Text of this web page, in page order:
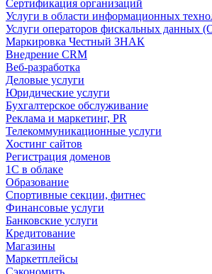
Сертификация организаций
Услуги в области информационных
Услуги операторов фискальных данных
Маркировка Честный ЗНАК
Внедрение CRM
Веб-разработка
Деловые услуги
Юридические услуги
Бухгалтерское обслуживание
Реклама и маркетинг, PR
Телекоммуникационные услуги
Хостинг сайтов
Регистрация доменов
1С в облаке
Образование
Спортивные секции, фитнес
Финансовые услуги
Банковские услуги
Кредитование
Магазины
Маркетплейсы
Сэкономить